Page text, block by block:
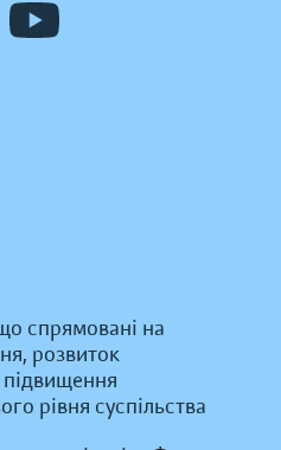
спрямовані на
розвиток
рівня суспільства